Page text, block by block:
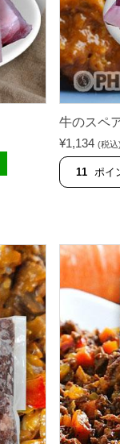
牛のスペ
¥1,134 (税込)
11 ポイ